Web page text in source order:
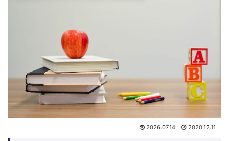
2026.07.14 2020.12.11